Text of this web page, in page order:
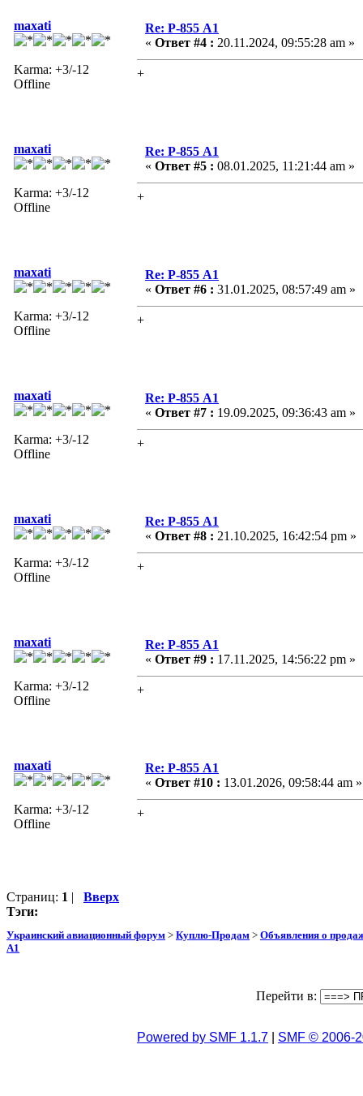
maxati
Karma: +3/-12
Offline
Re: Р-855 А1
« Ответ #4 : 20.11.2024, 09:55:28 am »
+
maxati
Karma: +3/-12
Offline
Re: Р-855 А1
« Ответ #5 : 08.01.2025, 11:21:44 am »
+
maxati
Karma: +3/-12
Offline
Re: Р-855 А1
« Ответ #6 : 31.01.2025, 08:57:49 am »
+
maxati
Karma: +3/-12
Offline
Re: Р-855 А1
« Ответ #7 : 19.09.2025, 09:36:43 am »
+
maxati
Karma: +3/-12
Offline
Re: Р-855 А1
« Ответ #8 : 21.10.2025, 16:42:54 pm »
+
maxati
Karma: +3/-12
Offline
Re: Р-855 А1
« Ответ #9 : 17.11.2025, 14:56:22 pm »
+
maxati
Karma: +3/-12
Offline
Re: Р-855 А1
« Ответ #10 : 13.01.2026, 09:58:44 am »
+
Страниц: 1 | Вверх
Тэги:
Украинский авиационный форум > Куплю-Продам > Объявления о
А1
Перейти в:
Powered by SMF 1.1.7 SMF © 2006-